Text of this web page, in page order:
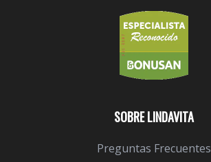
SOBRE LINDAVITA
Preguntas Frecuentes